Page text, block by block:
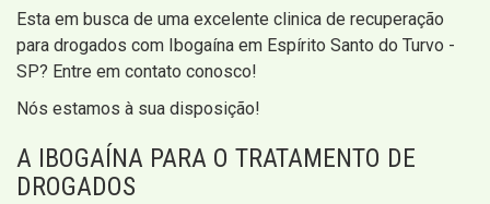
Esta em busca de uma excelente clinica de recuperação
para drogados com Ibogaína em Espírito Santo do Turvo -
SP? Entre em contato conosco!
Nós estamos à sua disposição!
A IBOGAÍNA PARA O TRATAMENTO DE
DROGADOS